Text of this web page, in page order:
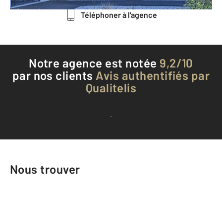
Téléphoner à l'agence
Notre agence est notée 9,2/10
par nos clients Avis authentifiés par
Qualitelis
Voir tous les avis clients
Nous trouver